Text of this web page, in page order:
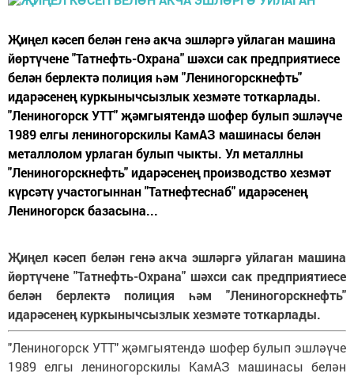
Җиңел кәсеп белән генә акча эшләргә уйлаган машина
йөртүчене "Татнефть-Охрана" шәхси сак предприятиесе
белән берлектә полиция һәм "Лениногорскнефть"
идарәсенең куркынычсызлык хезмәте тоткарлады.
"Лениногорск УТТ" җәмгыятендә шофер булып эшләүче
1989 елгы лениногорскилы КамАЗ машинасы белән
металлолом урлаган булып чыкты. Ул металлны
"Лениногорскнефть" идарәсенең производство хезмәт
күрсәтү участогыннан "Татнефтеснаб" идарәсенең
Лениногорск базасына...
Җиңел кәсеп белән генә акча эшләргә уйлаган машина
йөртүчене "Татнефть-Охрана" шәхси сак предприятиесе
белән берлектә полиция һәм "Лениногорскнефть"
идарәсенең куркынычсызлык хезмәте тоткарлады.
"Лениногорск УТТ" җәмгыятендә шофер булып эшләүче
1989 елгы лениногорскилы КамАЗ машинасы белән